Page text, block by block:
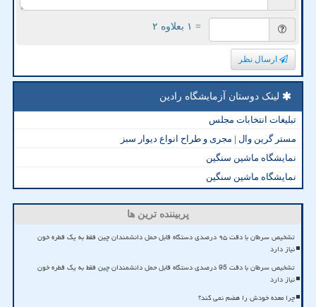
= ۱ بعلاوه ۲
ارسال نظر
لینک دوستان آزمایشگاه رادین
تبلیغات انتخابات مجلس
مستر گرین وال | مجری و طراح انواع دیوار سبز
نمایشگاه ماشین سنگین
نمایشگاه ماشین سنگین
پربیننده ترین ها
تشخیص سرطان با دقت ۹۵ درصدی دستگاه قابل حمل دانشمندان چین فقط به یک قطره خون
نیاز دارد
تشخیص سرطان با دقت 95 درصدی دستگاه قابل حمل دانشمندان چین فقط به یک قطره خون
نیاز دارد
چرا معده خودش را هضم نمی کند؟